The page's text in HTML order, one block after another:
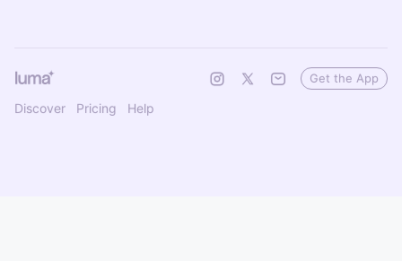
Discover Pricing Help
Get the App